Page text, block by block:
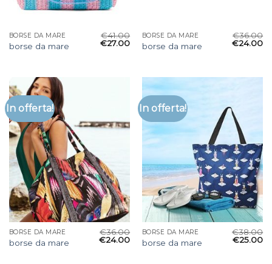
BORSE DA MARE
borse da mare
€41.00
€27.00
BORSE DA MARE
borse da mare
€36.00
€24.00
In offerta!
BORSE DA MARE
borse da mare
€36.00
€24.00
In offerta!
BORSE DA MARE
borse da mare
€38.00
€25.00